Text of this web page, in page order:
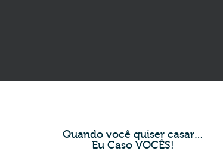
Quando você quiser casar…
Eu Caso VOCÊS!